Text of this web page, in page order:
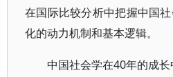
在国际比较分析中把握中国
化的动力机制和基本逻辑。
中国社会学在40年的成